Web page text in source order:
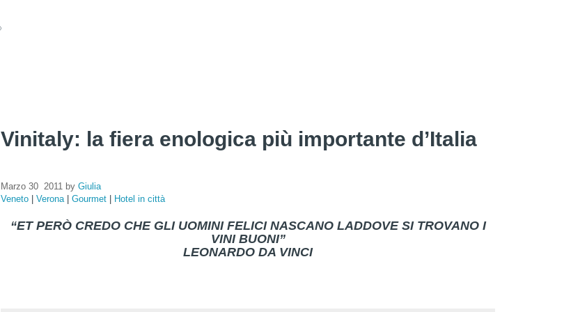
Vinitaly: la fiera enologica più importante d’Italia
Marzo 30 2011 by Giulia
Veneto
Verona Gourmet Hotel in città
“ET PERÒ CREDO CHE GLI UOMINI FELICI NASCANO LADDOVE SI TROVANO I
VINI BUONI”
LEONARDO DA VINCI